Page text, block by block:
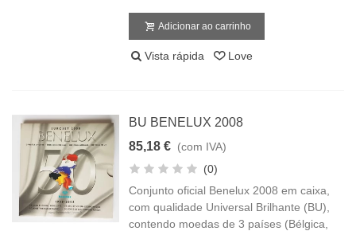
Adicionar ao carrinho
Vista rápida Love
BU BENELUX 2008
85,18 € (com IVA)
(0)
Conjunto oficial Benelux 2008 em caixa,
com qualidade Universal Brilhante (BU),
contendo moedas de 3 países (Bélgica,